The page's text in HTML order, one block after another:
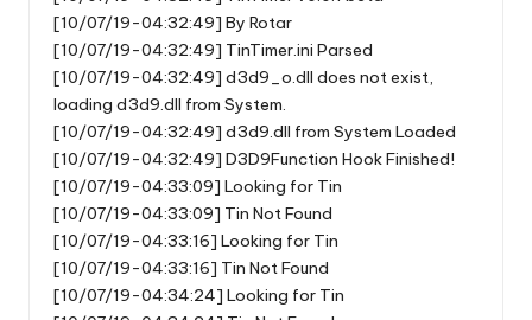
[10/07/19-04:32:49] By Rotar
[10/07/19-04:32:49] TinTimer.ini Parsed
[10/07/19-04:32:49] d3d9_o.dll does not exist,
loading d3d9.dll from System.
[10/07/19-04:32:49] d3d9.dll from System Loaded
[10/07/19-04:32:49] D3D9Function Hook Finished!
[10/07/19-04:33:09] Looking for Tin
[10/07/19-04:33:09] Tin Not Found
[10/07/19-04:33:16] Looking for Tin
[10/07/19-04:33:16] Tin Not Found
[10/07/19-04:34:24] Looking for Tin